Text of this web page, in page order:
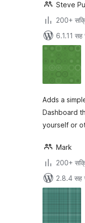
Steve
200+
6.1.11 सह
Adds a
Dashboard
yourself or
Mark
200+
2.8.4 सह